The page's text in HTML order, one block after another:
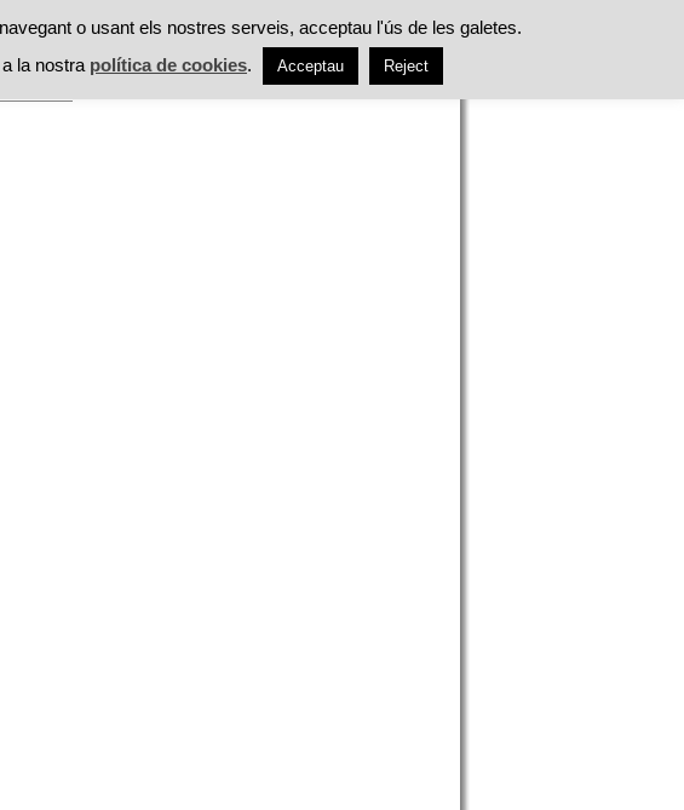
ACTUALITAT
ALIMENTACIÓ
MOSSEGADES
Search
for:
o usant els nostres serveis, acceptau l'ús de les galetes.
la nostra política de cookies. Acceptau Reject